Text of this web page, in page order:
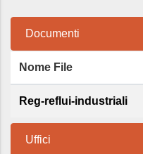
Documenti
Nome File
Reg-reflui-industriali
Uffici